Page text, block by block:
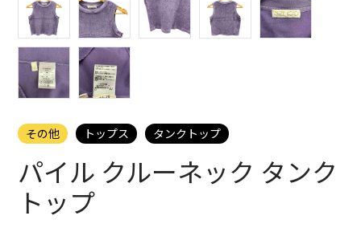
その他 トップス タンクトップ
パイル クルーネック タンク
トップ